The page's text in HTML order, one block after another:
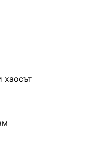
хаосът